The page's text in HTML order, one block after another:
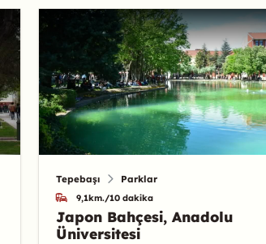
Tepebaşı Parklar
9,1km./10 dakika
Japon Bahçesi, Anadolu
Üniversitesi